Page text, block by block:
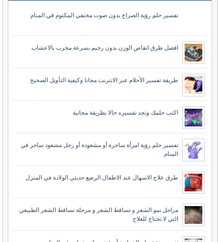
تفسير حلم رؤية الصراخ بدون صوت مختفي المكتوم في المنام
افضل طرق انقاص الوزن بدون رجيم بسرعة مجرب بالاعشاب
طريقة تفسير الأحلام عبر الانترنت مجانا وكيفية التأويل الصحيح
اكتب حلمك وتجد تفسيره حالا بطريقة مجانية
تفسير حلم رؤية امرأة ساحرة أو مشعوذة أو رجل مشعوذ ساحر في
المنام
طرق علاج الاسهال عند الاطفال الرضع حديثي الولادة في المنزل
مراحل نمو الشعر و تساقط الشعر و مرحلة تساقط الشعر الطبيعي
التي لا تحتاج للعلاج